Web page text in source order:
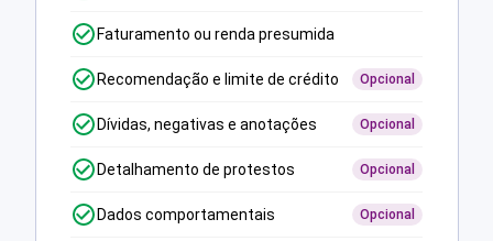
Faturamento ou renda presumida
Recomendação e limite de crédito Opcional
Dívidas, negativas e anotações Opcional
Detalhamento de protestos Opcional
Dados comportamentais Opcional